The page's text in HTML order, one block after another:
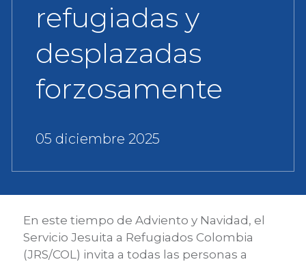
refugiadas y
desplazadas
forzosamente
05 diciembre 2025
En este tiempo de Adviento y Navidad, el
Servicio Jesuita a Refugiados Colombia
(JRS/COL) invita a todas las personas a